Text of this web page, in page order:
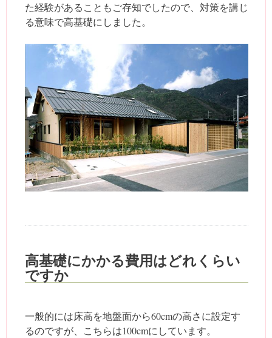
た経験があることもご存知でしたので、対策を講じ
る意味で高基礎にしました。
高基礎にかかる費用はどれくらい
ですか
一般的には床高を地盤面から60cmの高さに設定す
るのですが、こちらは100cmにしています。